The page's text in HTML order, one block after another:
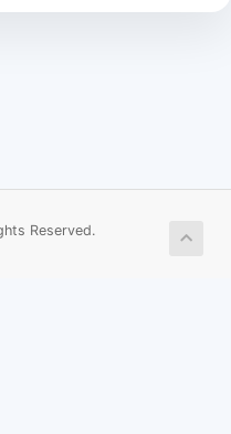
Reserved.